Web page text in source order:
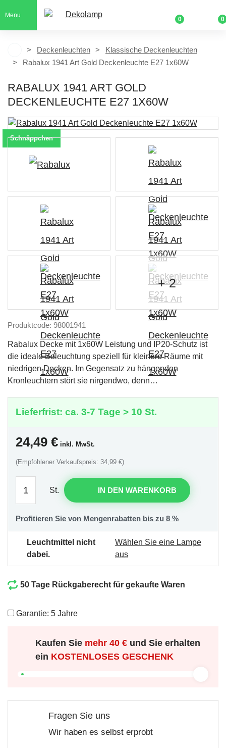
Menu
0 0
Deckenleuchten
Klassische Deckenleuchten
Rabalux 1941 Art Gold Deckenleuchte E27 1x60W
RABALUX 1941 ART GOLD
DECKENLEUCHTE E27 1X60W
Schnäppchen
+ 2
Produktcode: 98001941
Rabalux Decke mit 1x60W Leistung und IP20-Schutz ist
die ideale Beleuchtung speziell für kleinere Räume mit
niedrigen Decken. Im Gegensatz zu hängenden
Kronleuchtern stört sie nirgendwo, denn…
Lieferfrist: ca. 3-7 Tage > 10 St.
24,49 € inkl. MwSt.
(Empfohlener Verkaufspreis: 34,99 €)
St. IN DEN WARENKORB
Profitieren Sie von Mengenrabatten bis zu 8 %
Leuchtmittel nicht
dabei.
Wählen Sie eine Lampe
aus
50 Tage Rückgaberecht für gekaufte Waren
Garantie: 5 Jahre
Kaufen Sie mehr40 €und Sie erhalten
ein KOSTENLOSES GESCHENK
Fragen Sie uns
Wir haben es selbst erprobt